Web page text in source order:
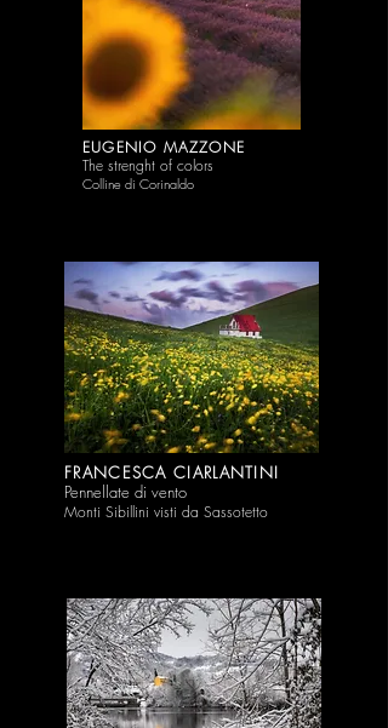
EUGENIO MAZZONE
The strenght of colors
Colline di Corinaldo
FRANCESCA CIARLANTINI
Pennellate di vento
Monti Sibillini visti da Sassotetto